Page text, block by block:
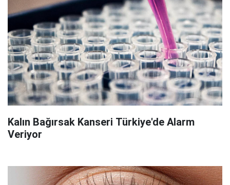
Kalın Bağırsak Kanseri Türkiye'de Alarm
Veriyor